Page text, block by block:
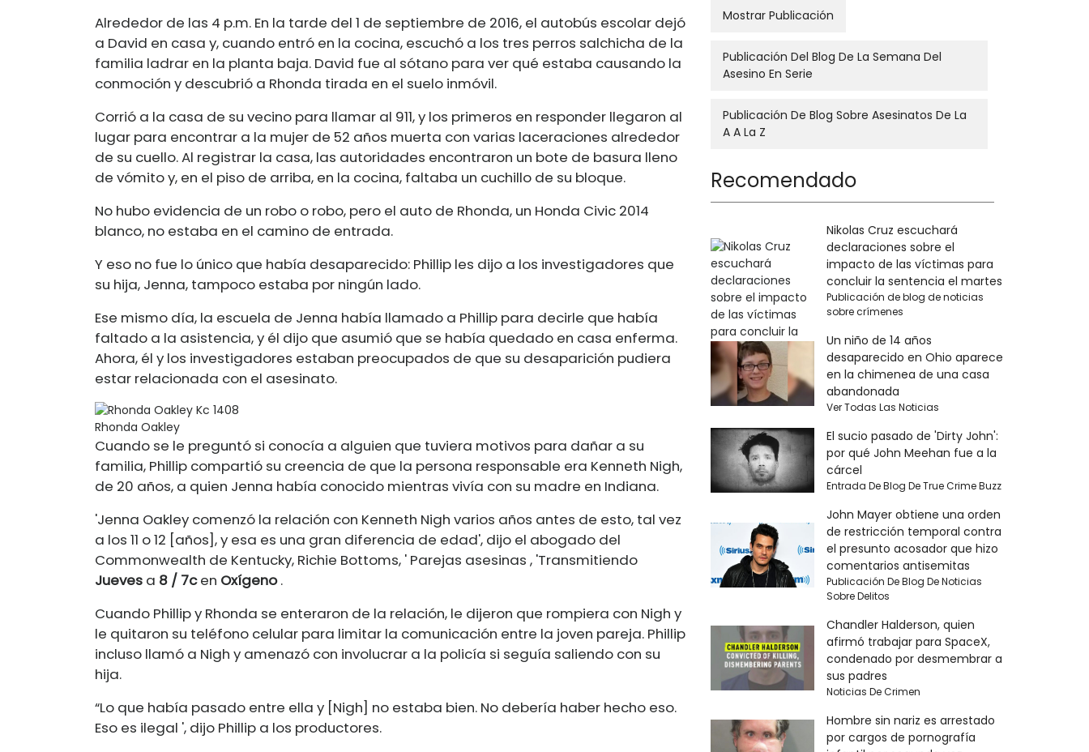
Alrededor de las 4 p.m. En la tarde del 1 de septiembre de 2016, el autobús escolar dejó
a David en casa y, cuando entró en la cocina, escuchó a los tres perros salchicha de la
familia ladrar en la planta baja. David fue al sótano para ver qué estaba causando la
conmoción y descubrió a Rhonda tirada en el suelo inmóvil.
Corrió a la casa de su vecino para llamar al 911, y los primeros en responder llegaron al
lugar para encontrar a la mujer de 52 años muerta con varias laceraciones alrededor
de su cuello. Al registrar la casa, las autoridades encontraron un bote de basura lleno
de vómito y, en el piso de arriba, en la cocina, faltaba un cuchillo de su bloque.
No hubo evidencia de un robo o robo, pero el auto de Rhonda, un Honda Civic 2014
blanco, no estaba en el camino de entrada.
Y eso no fue lo único que había desaparecido: Phillip les dijo a los investigadores que
su hija, Jenna, tampoco estaba por ningún lado.
Ese mismo día, la escuela de Jenna había llamado a Phillip para decirle que había
faltado a la asistencia, y él dijo que asumió que se había quedado en casa enferma.
Ahora, él y los investigadores estaban preocupados de que su desaparición pudiera
estar relacionada con el asesinato.
Rhonda Oakley
Cuando se le preguntó si conocía a alguien que tuviera motivos para dañar a su
familia, Phillip compartió su creencia de que la persona responsable era Kenneth Nigh,
de 20 años, a quien Jenna había conocido mientras vivía con su madre en Indiana.
'Jenna Oakley comenzó la relación con Kenneth Nigh varios años antes de esto, tal vez
a los 11 o 12 [años], y esa es una gran diferencia de edad', dijo el abogado del
Commonwealth de Kentucky, Richie Bottoms, ' Parejas asesinas , 'Transmitiendo
Jueves a 8 / 7cen Oxígeno.
Cuando Phillip y Rhonda se enteraron de la relación, le dijeron que rompiera con Nigh y
le quitaron su teléfono celular para limitar la comunicación entre la joven pareja. Phillip
incluso llamó a Nigh y amenazó con involucrar a la policía si seguía saliendo con su
hija.
“Lo que había pasado entre ella y [Nigh] no estaba bien. No debería haber hecho eso.
Eso es ilegal ', dijo Phillip a los productores.
Mostrar Publicación
Publicación Del Blog De La Semana Del
Asesino En Serie
Publicación De Blog Sobre Asesinatos De La
A A La Z
Recomendado
Nikolas Cruz escuchará
declaraciones sobre el
impacto de las víctimas para
concluir la sentencia el martes
Publicación de blog de noticias
sobre crímenes
Un niño de 14 años
desaparecido en Ohio aparece
en la chimenea de una casa
abandonada
Ver Todas Las Noticias
El sucio pasado de 'Dirty John':
por qué John Meehan fue a la
cárcel
Entrada De Blog De True Crime Buzz
John Mayer obtiene una orden
de restricción temporal contra
el presunto acosador que hizo
comentarios antisemitas
Publicación De Blog De Noticias
Sobre Delitos
Chandler Halderson, quien
afirmó trabajar para SpaceX,
condenado por desmembrar a
sus padres
Noticias De Crimen
Hombre sin nariz es arrestado
por cargos de pornografía